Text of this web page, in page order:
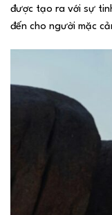
được tạo ra với sự
đến cho người mặc